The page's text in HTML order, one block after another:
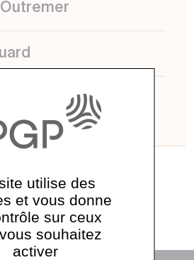
les séminaires
utilise des
et vous donne
sur ceux
souhaitez
activer